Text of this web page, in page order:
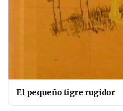
El pequeño tigre rugidor